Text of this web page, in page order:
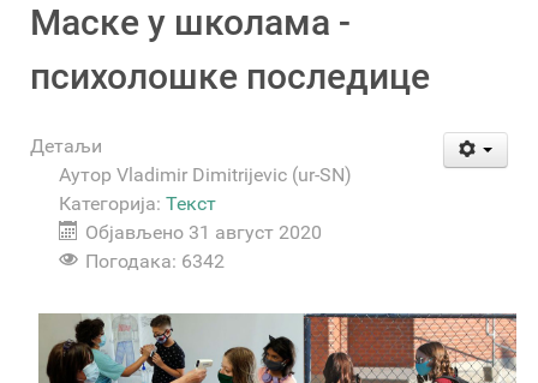
Маске у школама -
психолошке последице
Детаљи
Аутор Vladimir Dimitrijevic (ur-SN)
Категорија: Текст
Објављено 31 август 2020
Погодака: 6342